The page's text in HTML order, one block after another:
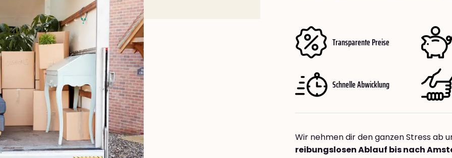
Transparente Preise
Schnelle Abwicklung
Wir nehmen dir den ganzen Stress ab
reibungslosen Ablauf bis nach